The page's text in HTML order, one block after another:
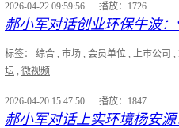
2026-04-22 09:59:56 播放：1726
郝小军对话创业环保牛波
标签： 综合 , 市场 , 会员单位 , 上市公司 ,
坛 , 微视频
2026-04-20 15:47:50 播放：1847
郝小军对话上实环境杨安